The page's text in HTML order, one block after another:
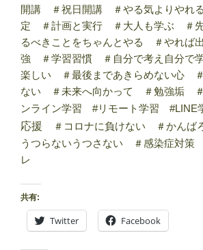
開講 ＃祝日開講 ＃やる気よりやれ
定 ＃計画と実行 ＃大人も学ぶ ＃
るべきことをちゃんとやる ＃やれば
強 ＃学習習慣 ＃自分で考え自分で
楽しい ＃最後まであきらめない心
ない ＃未来へ向かって ＃勉強垢
ンライン学習 #リモート学習 #LINE
応援
＃コロナに負けない ＃かんば
うつらないうつさない ＃感染症対策
レ
共有:
Twitter Facebook